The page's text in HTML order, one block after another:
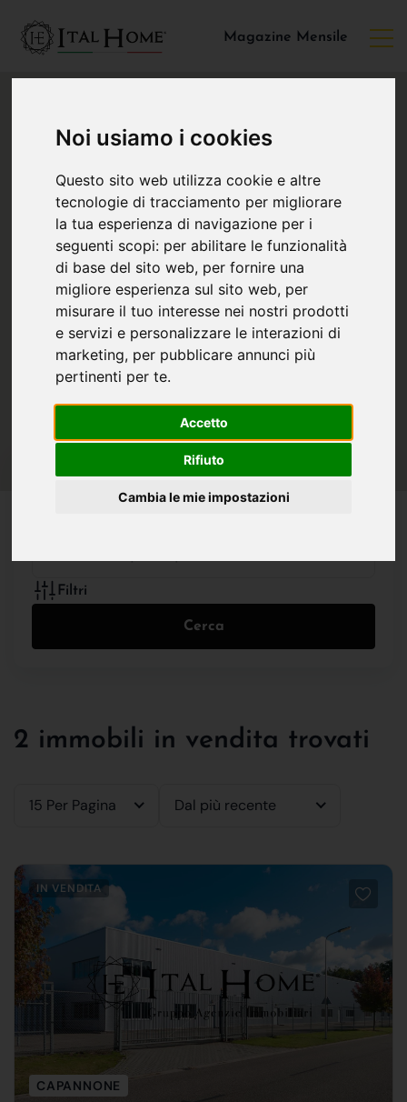
Noi usiamo i cookies
Questo sito web utilizza cookie e altre
tecnologie di tracciamento per migliorare
la tua esperienza di navigazione per i
seguenti scopi: per abilitare le funzionalità
di base del sito web, per fornire una
migliore esperienza sul sito web, per
misurare il tuo interesse nei nostri prodotti
e servizi e personalizzare le interazioni di
marketing, per pubblicare annunci più
pertinenti per te.
Accetto
Rifiuto
Cambia le mie impostazioni
Magazine Mensile
Tutte le Tipologie
Filtri
Cerca
2 immobili in vendita trovati
15 Per Pagina Dal più recente
IN VENDITA
CAPANNONE